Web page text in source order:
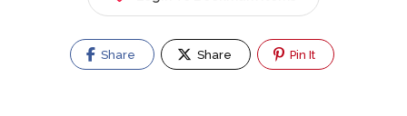
Share Share Pin It